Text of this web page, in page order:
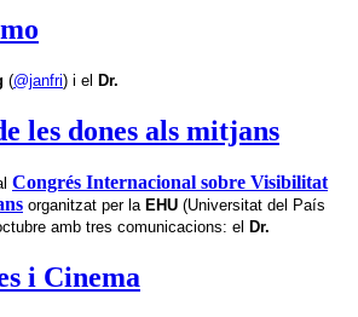
(@janfri) i el Dr.
les dones als mitjans
Congrés Internacional sobre Visibilitat
organitzat per la EHU (Universitat del País
amb tres comunicacions: el Dr.
i Cinema